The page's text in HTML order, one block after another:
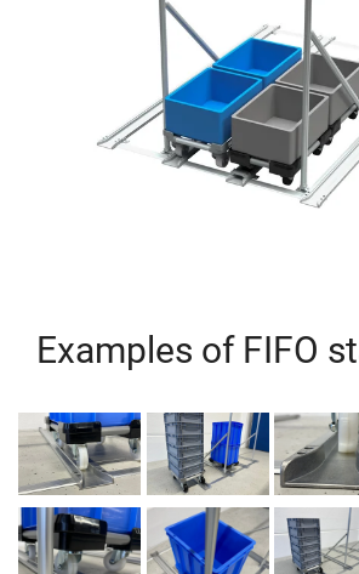
Examples of FIFO